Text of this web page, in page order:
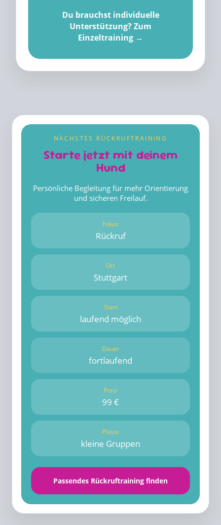
Du brauchst individuelle
Unterstützung? Zum
Einzeltraining →
NÄCHSTES RÜCKRUFTRAINING
Starte jetzt mit deinem
Hund
Persönliche Begleitung für mehr Orientierung
und sicheren Freilauf.
Fokus
Rückruf
Ort
Stuttgart
Start
laufend möglich
Dauer
fortlaufend
Preis
99 €
Plätze
kleine Gruppen
Passendes Rückruftraining finden